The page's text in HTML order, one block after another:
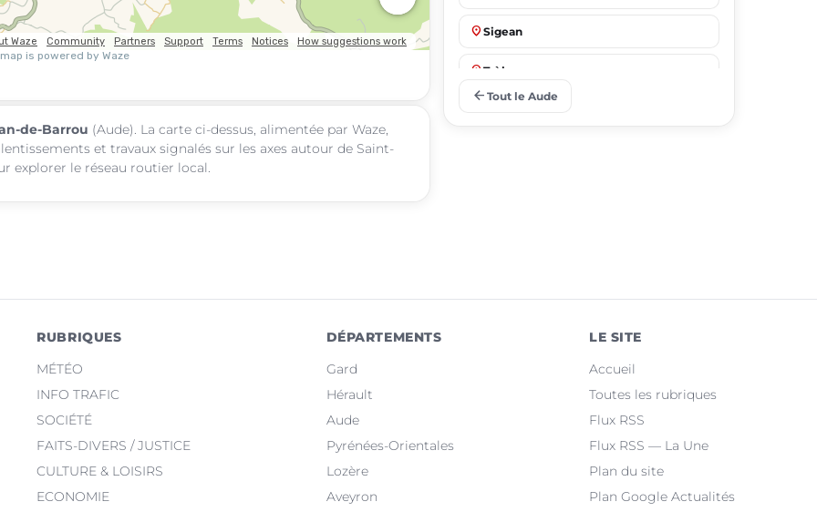
de-Barrou (Aude). La carte ci-dessus, alimentée par Waze,
et travaux signalés sur les axes autour de Saint-
explorer le réseau routier local.
place Sigean
place Trèbes
arrow_back Tout le Aude
RUBRIQUES
MÉTÉO
INFO TRAFIC
SOCIÉTÉ
FAITS-DIVERS / JUSTICE
CULTURE & LOISIRS
ECONOMIE
DÉPARTEMENTS
Gard
Hérault
Aude
Pyrénées-Orientales
Lozère
Aveyron
LE SITE
Accueil
Toutes les rubriques
Flux RSS
Flux RSS — La Une
Plan du site
Plan Google Actualités